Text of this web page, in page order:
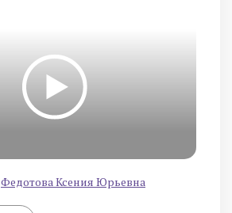
Федотова Ксения Юрьевна